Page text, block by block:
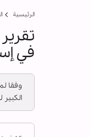
الرئيسية
في
وفقا